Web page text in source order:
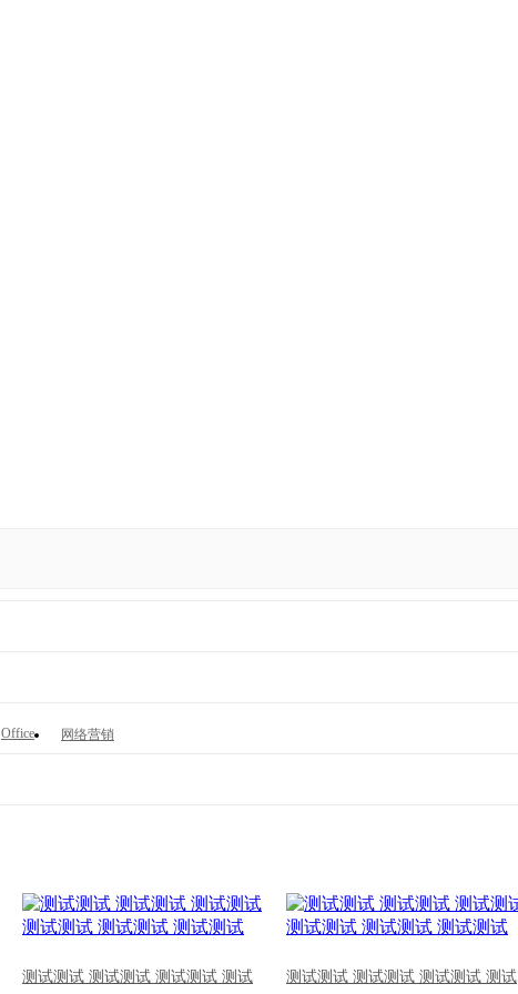
Office 网络营销
测试测试 测试测试 测试测试 测试
测试测试 测试测试 测试测试 测试